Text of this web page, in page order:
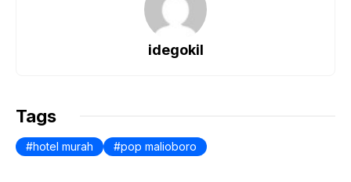
idegokil
Tags
hotel murah pop malioboro